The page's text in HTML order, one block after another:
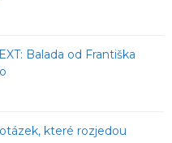
Balada od Františka
které rozjedou